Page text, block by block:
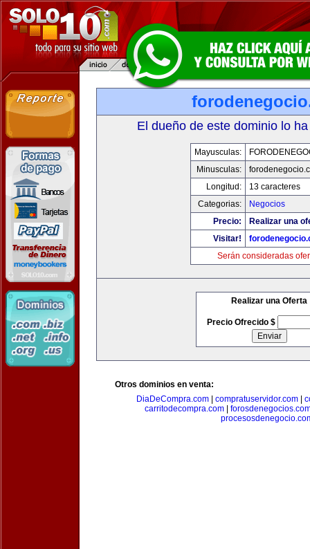
El dueño de este dominio lo
Mayusculas:
Minusculas:
Longitud:
13 caracteres
Categorias:
Negocios
Precio:
Realizar una
Visitar!
Serán consideradas
Realizar una Oferta
Precio Ofrecido $
Otros dominios en venta:
DiaDeCompra.com| compratuservidor.com|
carritodecompra.com|